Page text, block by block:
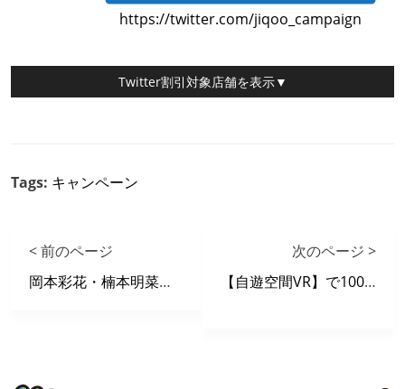
https://twitter.com/jiqoo_campaign
Twitter割引対象店舗を表示▼
Tags: キャンペーン
< 前のページ
岡本彩花・楠本明菜（ライブクイーン）チャレンジマッチ
次のページ >
【自遊空間VR】で1000タイトル以上が見放題！VRカフェ導入しました！